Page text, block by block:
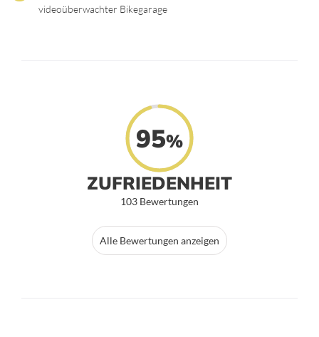
videoüberwachter Bikegarage
95%
ZUFRIEDENHEIT
103 Bewertungen
Alle Bewertungen anzeigen